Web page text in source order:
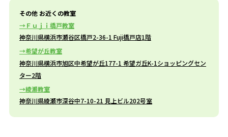
その他 お近くの教室
Ｆｕｊｉ橋戸教室
神奈川県横浜市瀬谷区橋戸2-36-1 Fuji橋戸店1階
希望が丘教室
神奈川県横浜市旭区中希望が丘177-1 希望ガ丘K-1ショッピングセン
ター2階
綾瀬教室
神奈川県綾瀬市深谷中7-10-21 見上ビル202号室